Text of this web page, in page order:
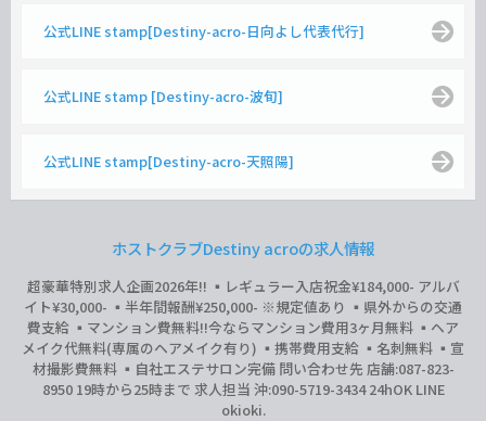
公式LINE stamp[Destiny-acro-日向よし代表代行]
公式LINE stamp [Destiny-acro-波旬]
公式LINE stamp[Destiny-acro-天照陽]
ホストクラブDestiny acroの求人情報
超豪華特別求人企画2026年‼︎ ▪️レギュラー入店祝金¥184,000- アルバ
イト¥30,000- ▪️半年間報酬¥250,000- ※規定値あり ▪️県外からの交通
費支給 ▪️マンション費無料‼︎今ならマンション費用3ヶ月無料 ▪️ヘア
メイク代無料(専属のヘアメイク有り) ▪️携帯費用支給 ▪️名刺無料 ▪️宣
材撮影費無料 ▪️自社エステサロン完備 問い合わせ先 店舗:087-823-
8950 19時から25時まで 求人担当 沖:090-5719-3434 24hOK LINE
okioki.